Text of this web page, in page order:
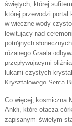
świętych, której
której przewodzi portal
w wieczne wody
lewitujący nad
potrójnych
różanego Graala
przepływającymi
łukami czystych
Kryształowego Serca
Co więcej, kosmiczna
Ankh, które otacza
zapisanymi świętym